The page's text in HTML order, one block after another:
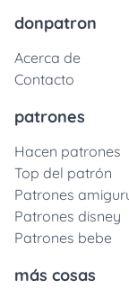
donpatron
Acerca de
Contacto
patrones
Hacen patrones
Top del patrón
Patrones
Patrones disney
Patrones bebe
más cosas